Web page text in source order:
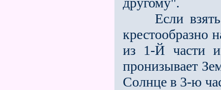
Если взять
крестообразно
из 1-Й части
пронизывает
Солнце в 3-ю